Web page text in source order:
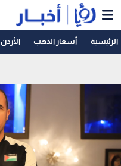
الرئيسية أسعار الذهب الأردن